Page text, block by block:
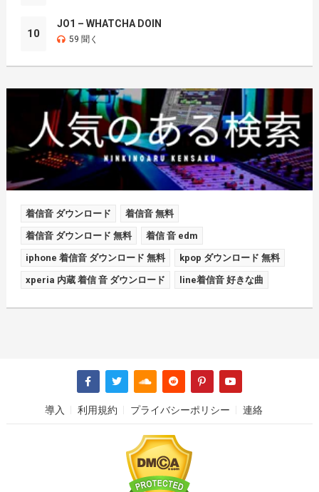
10
JO1 – WHATCHA DOIN
59 聞く
着信音 ダウンロード 着信音 無料
着信音 ダウンロード 無料 着信 音 edm
iphone 着信音 ダウンロード 無料 kpop ダウンロード 無料
xperia 内蔵 着信 音 ダウンロード line着信音 好きな曲
導入 利用規約 プライバシーポリシー 連絡